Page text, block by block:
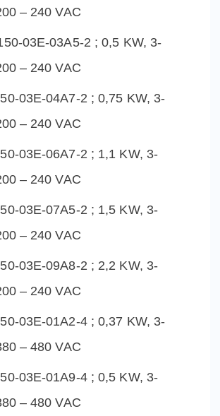
– 240 VAC
03E-03A5-2 ; 0,5 KW, 3-
– 240 VAC
03E-04A7-2 ; 0,75 KW, 3-
– 240 VAC
03E-06A7-2 ; 1,1 KW, 3-
– 240 VAC
03E-07A5-2 ; 1,5 KW, 3-
– 240 VAC
03E-09A8-2 ; 2,2 KW, 3-
– 240 VAC
03E-01A2-4 ; 0,37 KW, 3-
– 480 VAC
03E-01A9-4 ; 0,5 KW, 3-
– 480 VAC